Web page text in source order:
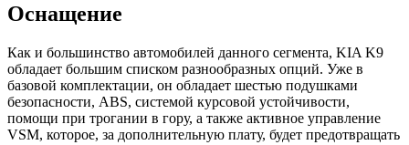
Оснащение
Как и большинство автомобилей данного сегмента, KIA K9
обладает большим списком разнообразных опций. Уже в
базовой комплектации, он обладает шестью подушками
безопасности, ABS, системой курсовой устойчивости,
помощи при трогании в гору, а также активное управление
VSM, которое, за дополнительную плату, будет предотвращать